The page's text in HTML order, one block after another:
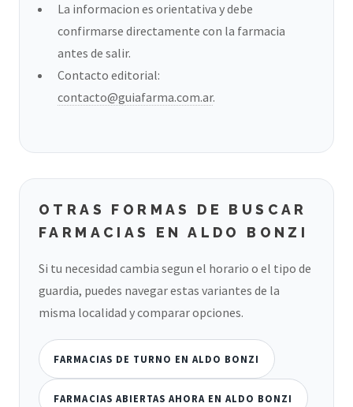
La informacion es orientativa y debe
confirmarse directamente con la farmacia
antes de salir.
Contacto editorial:
contacto@guiafarma.com.ar.
OTRAS FORMAS DE BUSCAR
FARMACIAS EN ALDO BONZI
Si tu necesidad cambia segun el horario o el tipo de
guardia, puedes navegar estas variantes de la
misma localidad y comparar opciones.
FARMACIAS DE TURNO EN ALDO BONZI
FARMACIAS ABIERTAS AHORA EN ALDO BONZI